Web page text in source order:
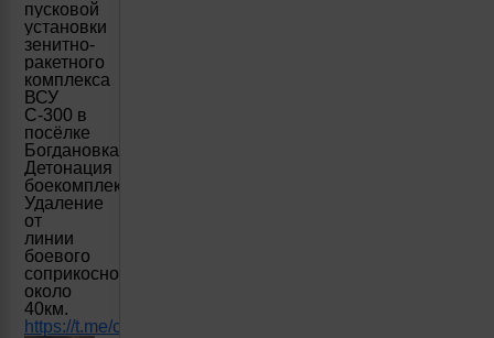
пусковой
установки
зенитно-
ракетного
комплекса
ВСУ
С-300 в
посёлке
Богдановка.
Детонация
боекомплекта.
Удаление
от
линии
боевого
соприкосновения
около
40км.
https://t.me/creamy_caprice/4609